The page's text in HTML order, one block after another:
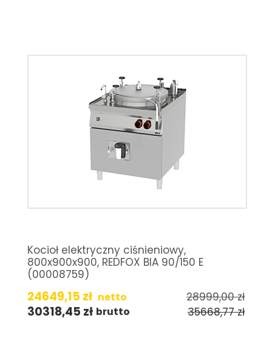
Kocioł elektryczny ciśnieniowy,
800x900x900, REDFOX BIA 90/150 E
(00008759)
24649,15 zł netto 28999,00zł
30318,45 zł brutto 35668,77zł